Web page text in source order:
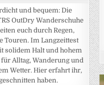
und bequem: Die
OutDry Wanderschuhe
euch durch Regen,
Touren. Im Langzeittest
solidem Halt und hohem
Alltag, Wanderung und
Wetter. Hier erfahrt ihr,
haben.